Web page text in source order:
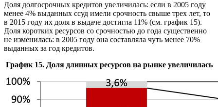
Доля долгосрочных кредитов увеличилась: если в 2005 году
менее 4% выданных ссуд имели срочность свыше трех лет, то
в 2015 году их доля в выдаче достигла 11% (см. график 15).
Доля коротких ресурсов со срочностью до года существенно
не изменилась: в 2005 году она составляла чуть менее 70%
выданных за год кредитов.
График 15. Доля длинных ресурсов на рынке увеличилась